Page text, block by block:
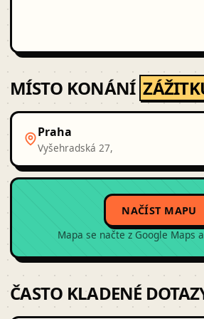
MÍSTO KONÁNÍ
Praha
Vyšehradská 27,
NAČÍST MAPU
Mapa se načte z Google Maps
ČASTO KLADENÉ